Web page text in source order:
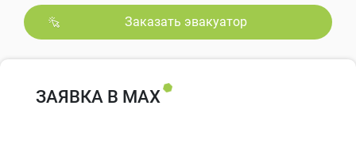
Заказать эвакуатор
ЗАЯВКА В MAX